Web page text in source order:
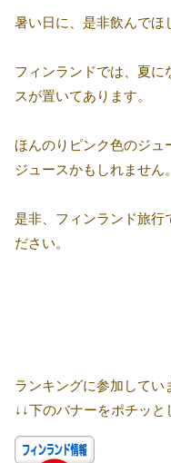
暑い日に、是非飲んでほ
フィンランドでは、夏に
スが置いてあります。
ほんのりピンク色のジュ
ジュースかもしれません。
是非、フィンランド旅行
ださい。
ランキングに参加してい
↓↓下のバナーをポチッと